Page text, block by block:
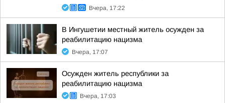
Вчера, 17:22
В Ингушетии местный житель осужден за
реабилитацию нацизма
Вчера, 17:07
Осужден житель республики за
реабилитацию нацизма
Вчера, 17:03